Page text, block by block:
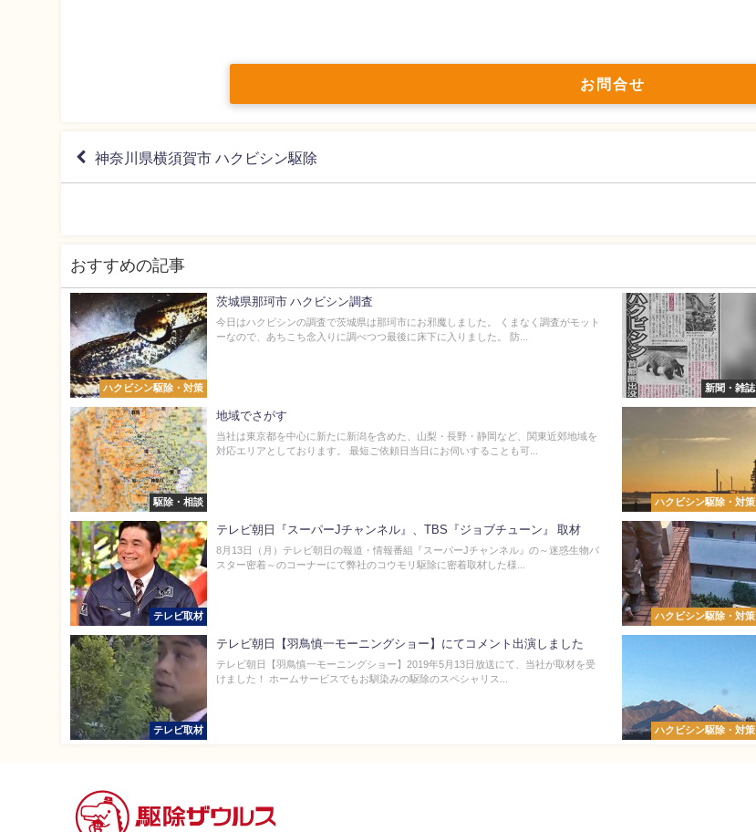
お問合せ
神奈川県横須賀市 ハクビシン駆除
おすすめの記事
ハクビシン駆除・対策
茨城県那珂市 ハクビシン調査
今日はハクビシンの調査で茨城県は那珂市にお邪魔しました。 くまなく調査がモット
ーなので、あちこち念入りに調べつつ最後に床下に入りました。 防...
新聞・雑誌
駆除・相談
地域でさがす
当社は東京都を中心に新たに新潟を含めた、山梨・長野・静岡など、関東近郊地域を
対応エリアとしております。 最短ご依頼日当日にお伺いすることも可...
ハクビシン駆除・対策
テレビ取材
テレビ朝日『スーパーJチャンネル』、TBS『ジョブチューン』 取材
8月13日（月）テレビ朝日の報道・情報番組『スーパーJチャンネル』の～迷惑生物バ
スター密着～のコーナーにて弊社のコウモリ駆除に密着取材した様...
ハクビシン駆除・対策
テレビ取材
テレビ朝日【羽鳥慎一モーニングショー】にてコメント出演しました
テレビ朝日【羽鳥慎一モーニングショー】2019年5月13日放送にて、当社が取材を受
けました！ ホームサービスでもお馴染みの駆除のスペシャリス...
ハクビシン駆除・対策